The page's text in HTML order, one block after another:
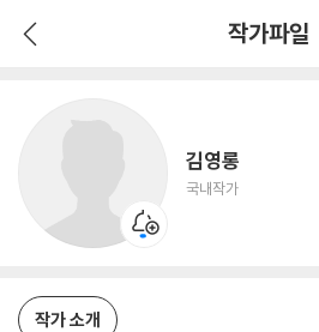
작가파일
김영롱
국내작가
작가 소개